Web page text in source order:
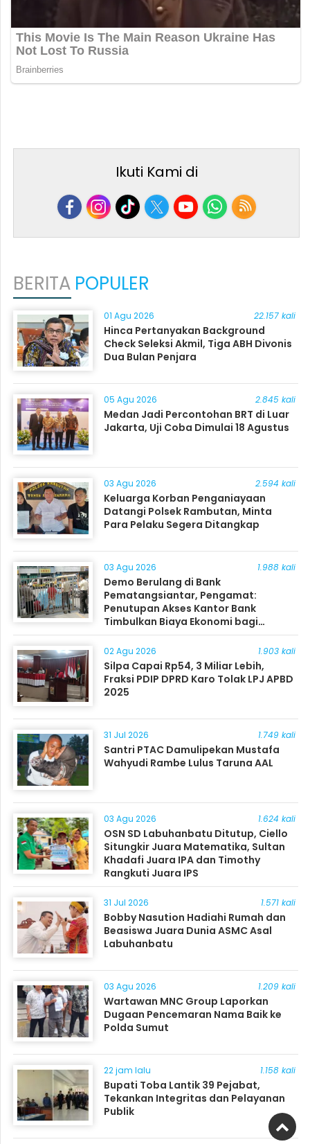
Ikuti Kami di
BERITA POPULER
01 Agu 2026 22.157 kali
Hinca Pertanyakan Background
Check Seleksi Akmil, Tiga ABH Divonis
Dua Bulan Penjara
05 Agu 2026 2.845 kali
Medan Jadi Percontohan BRT di Luar
Jakarta, Uji Coba Dimulai 18 Agustus
03 Agu 2026 2.594 kali
Keluarga Korban Penganiayaan
Datangi Polsek Rambutan, Minta
Para Pelaku Segera Ditangkap
03 Agu 2026 1.988 kali
Demo Berulang di Bank
Pematangsiantar, Pengamat:
Penutupan Akses Kantor Bank
Timbulkan Biaya Ekonomi bagi
Masyarakat
02 Agu 2026 1.903 kali
Silpa Capai Rp54, 3 Miliar Lebih,
Fraksi PDIP DPRD Karo Tolak LPJ APBD
2025
31 Jul 2026 1.749 kali
Santri PTAC Damulipekan Mustafa
Wahyudi Rambe Lulus Taruna AAL
03 Agu 2026 1.624 kali
OSN SD Labuhanbatu Ditutup, Ciello
Situngkir Juara Matematika, Sultan
Khadafi Juara IPA dan Timothy
Rangkuti Juara IPS
31 Jul 2026 1.571 kali
Bobby Nasution Hadiahi Rumah dan
Beasiswa Juara Dunia ASMC Asal
Labuhanbatu
03 Agu 2026 1.209 kali
Wartawan MNC Group Laporkan
Dugaan Pencemaran Nama Baik ke
Polda Sumut
22 jam lalu 1.158 kali
Bupati Toba Lantik 39 Pejabat,
Tekankan Integritas dan Pelayanan
Publik